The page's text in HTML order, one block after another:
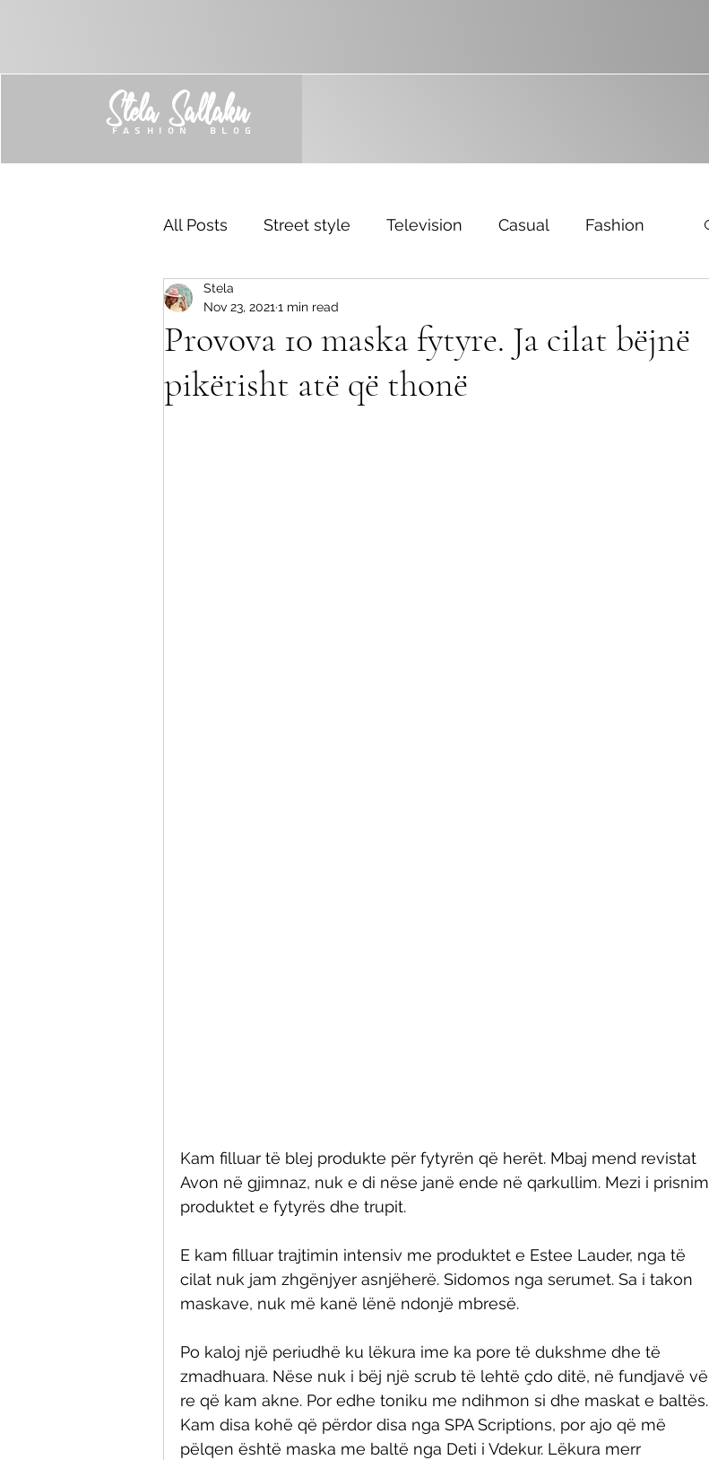
Stela Sallaku
FASHION BLOG
All Posts Street style Television Casual Fashion
Trend
Provova 10 maska fytyre. Ja cilat bëjnë
pikërisht atë që thonë
Stela
Nov 23, 2021 1 min read
Kam filluar të blej produkte për fytyrën që herët. Mbaj mend revistat
Avon në gjimnaz, nuk e di nëse janë ende në qarkullim. Mezi i prisnim
produktet e fytyrës dhe trupit.
E kam filluar trajtimin intensiv me produktet e Estee Lauder, nga të
cilat nuk jam zhgënjyer asnjëherë. Sidomos nga serumet. Sa i takon
maskave, nuk më kanë lënë ndonjë mbresë.
Po kaloj një periudhë ku lëkura ime ka pore të dukshme dhe të
zmadhuara. Nëse nuk i bëj një scrub të lehtë çdo ditë, në fundjavë vë
re që kam akne. Por edhe toniku me ndihmon si dhe maskat e baltës.
Kam disa kohë që përdor disa nga SPA Scriptions, por ajo që më
pëlqen është maska me baltë nga Deti i Vdekur. Lëkura merr